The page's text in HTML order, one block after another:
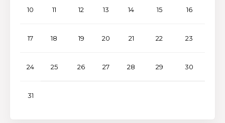
10 11 12 13 14 15 16
17 18 19 20 21 22 23
24 25 26 27 28 29 30
31